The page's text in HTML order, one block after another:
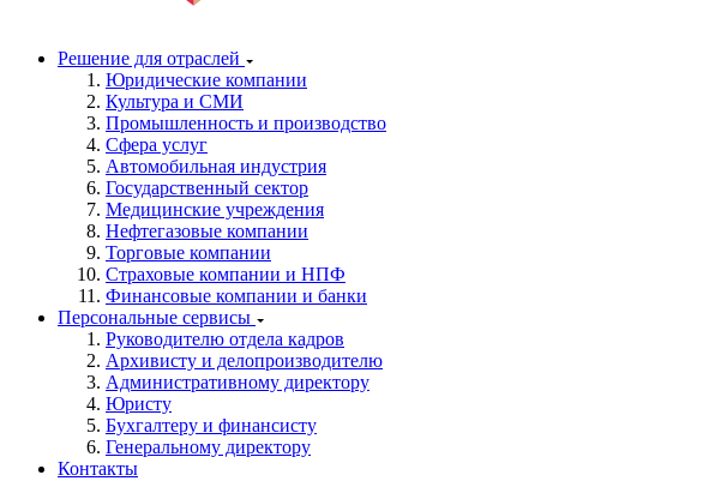
Решение для отраслей
Юридические компании
Культура и СМИ
Промышленность и производство
Сфера услуг
Автомобильная индустрия
Государственный сектор
Медицинские учреждения
Нефтегазовые компании
Торговые компании
Страховые компании и НПФ
Финансовые компании и банки
Персональные сервисы
Руководителю отдела кадров
Архивисту и делопроизводителю
Административному директору
Юристу
Бухгалтеру и финансисту
Генеральному директору
Контакты